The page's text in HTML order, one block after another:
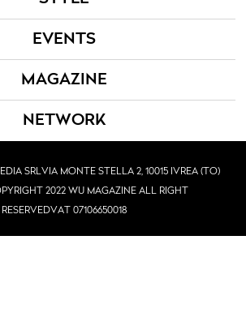
EVENTS
MAGAZINE
NETWORK
SRL VIA MONTE STELLA 2, 10015 IVREA (TO)
2022 WU MAGAZINE ALL RIGHT
RESERVEDVAT 07106650018